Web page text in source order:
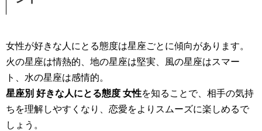
女性が好きな人にとる態度は星座ごとに傾向があります。
火の星座は情熱的、地の星座は堅実、風の星座はスマー
ト、水の星座は感情的。
星座別 好きな人にとる態度 女性を知ることで、相手の気持
ちを理解しやすくなり、恋愛をよりスムーズに楽しめるで
しょう。